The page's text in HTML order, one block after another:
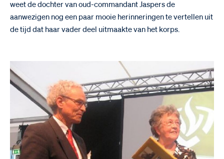
weet de dochter van oud-commandant Jaspers de
aanwezigen nog een paar mooie herinneringen te vertellen uit
de tijd dat haar vader deel uitmaakte van het korps.